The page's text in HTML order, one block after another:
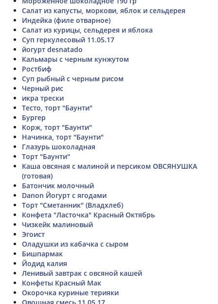
Салат из капусты, моркови, яблок и сельдерея
Индейка (филе отварное)
Салат из курицы, сельдерея и яблока
Суп геркулесовый 11.05.17
йогурт desnatado
Кальмары с черным кунжутом
Ростбиф
Суп рыбный с черным рисом
Черный рис
икра трески
Тесто, торт "Баунти"
Бургер
Корж, торт "Баунти"
Начинка, торт "Баунти"
Глазурь шоколадная
Торт "Баунти"
Каша овсяная с малиной и персиком ОВСЯНУШКА
(готовая)
Батончик молочный
Danon Йогурт с ягодами
Торт "Сметанник" (Владхлеб)
Конфета "Ласточка" Красный Октябрь
Чизкейк малиновый
Эгоист
Оладушки из кабачка с сыром
Бишпармак
Йодид калия
Ленивый завтрак с овсяной кашей
Конфеты Красный Мак
Окорочка куриные терияки